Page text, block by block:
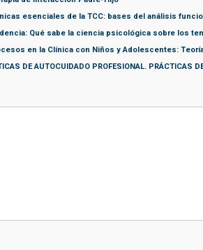
esenciales de la TCC: bases del análisis
Qué sabe la ciencia psicológica sobre los
en la Clínica con Niños y Adolescentes:
DE AUTOCUIDADO PROFESIONAL. PRÁCTICAS